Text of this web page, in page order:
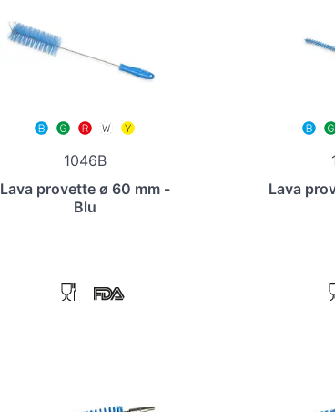
1046B
Lava provette ø 60 mm -
Blu
Lava